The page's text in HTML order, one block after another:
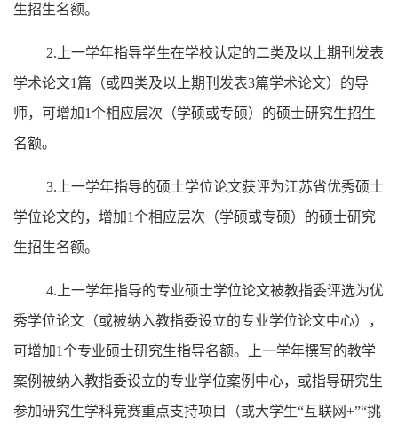
生招生名额。
2. 上一学年指导学生在学校认定的二类及以上期刊发表
学术论文1篇 （或四类及以上期刊发表3篇学术论文）的导
师，可增加1个相应层次（学硕或专硕）的硕士研究生招生
名额。
3. 上一学年指导的硕士学位论文获评为江苏省优秀硕士
学位论文的，增加1个相应层次（学硕或专硕）的硕士研究
生招生名额。
4. 上一学年指导的专业硕士学位论文被教指委评选为优
秀学位论文（或被纳入教指委设立的专业学位论文中心），
可增加1个专业硕士研究生指导名额。上一学年撰写的教学
案例被纳入教指委设立的专业学位案例中心，或指导研究生
参加研究生学科竞赛重点支持项目（或大学生“互联网+”“挑